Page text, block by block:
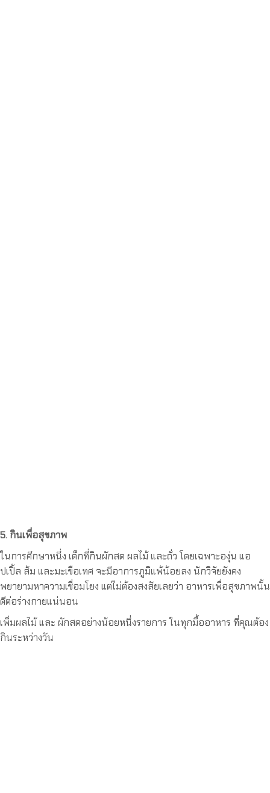
5. กินเพื่อสุขภาพ
ในการศึกษาหนึ่ง เด็กที่กินผักสด ผลไม้ และถั่ว โดยเฉพาะองุ่น แอ
ปเปิ้ล ส้ม และมะเขือเทศ จะมีอาการภูมิแพ้น้อยลง นักวิจัยยังคง
พยายามหาความเชื่อมโยง แต่ไม่ต้องสงสัยเลยว่า อาหารเพื่อสุขภาพนั้น
ดีต่อร่างกายแน่นอน
เพิ่มผลไม้ และ ผักสดอย่างน้อยหนึ่งรายการ ในทุกมื้ออาหาร ที่คุณต้อง
กินระหว่างวัน